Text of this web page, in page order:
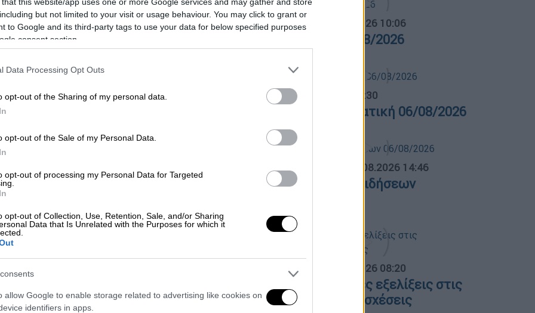
but not limited to your visit or usage behaviour. You may click to grant or
to Google and its third-party tags to use your data for below specified purposes
consent section.
Data Processing Opt Outs
opt-out of the Sharing of my personal data.
opt-out of the Sale of my Personal Data.
opt-out of processing my Personal Data for Targeted
opt-out of Collection, Use, Retention, Sale, and/or Sharing
Data that Is Unrelated with the Purposes for which it
allow Google to enable storage related to advertising like cookies on
identifiers in apps.
Ελληνική Σημαία υψώνεται στη
Λέσβο
Οι κάτοικοι της Μυτιλήνης, από το
βράδυ είχαν μάθει για τον ερχομό του
«Αβέρωφ» και των άλλων βαποριών,
κι ήταν ντυμένοι έτοιμοι να ξεχυθούν
Σαν Σήμερα |05.01.2023 00:00
τουρκικά πολεμικά κρύφτηκαν
Η Ναυμαχία της Λήμνου ήταν η
Πολεμικού μας Ναυτικού – Βασιλικού
Ναυτικού τότε – κατά τη διάρκεια
Ώρα Ελλάδος... 06.08.2026 10:06
Ώρα Ελλάδος 06/08/2026
Δελτίο... |06.08.2026 14:30
Δελτίο στην νοηματική 06/08/2026
ΑΘΛΗΤΙΚΟ ΔΕΛΤΙΟ 06.08.2026 14:46
Αθλητικό δελτίο ειδήσεων
Ώρα Ελλάδος... 06.08.2026 08:20
Όλες οι τελευταίες εξελίξεις στις
ελληνοτουρκικές σχέσεις